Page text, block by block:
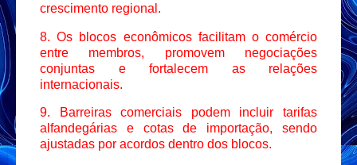
crescimento regional.
8. Os blocos econômicos facilitam o comércio
entre membros, promovem negociações
conjuntas e fortalecem as relações
internacionais.
9. Barreiras comerciais podem incluir tarifas
alfandegárias e cotas de importação, sendo
ajustadas por acordos dentro dos blocos.